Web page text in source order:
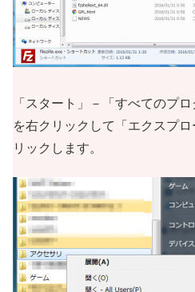
「スタート」－「すべてのプ
を右クリックして「エクスプ
リックします。